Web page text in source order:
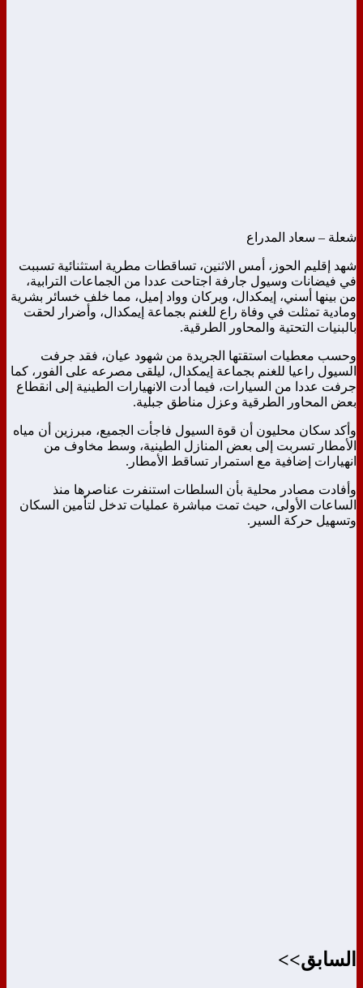
شعلة – سعاد المدراع
شهد إقليم الحوز، أمس الاثنين، تساقطات مطرية استثنائية تسببت
في فيضانات وسيول جارفة اجتاحت عددا من الجماعات الترابية،
من بينها أسني، إيمكدال، ويركان وواد إميل، مما خلف خسائر بشرية
ومادية تمثلت في وفاة راع للغنم بجماعة إيمكدال، وأضرار لحقت
بالبنيات التحتية والمحاور الطرقية.
وحسب معطيات استقتها الجريدة من شهود عيان، فقد جرفت
السيول راعيا للغنم بجماعة إيمكدال، ليلقى مصرعه على الفور، كما
جرفت عددا من السيارات، فيما أدت الانهيارات الطينية إلى انقطاع
بعض المحاور الطرقية وعزل مناطق جبلية.
وأكد سكان محليون أن قوة السيول فاجأت الجميع، مبرزين أن مياه
الأمطار تسربت إلى بعض المنازل الطينية، وسط مخاوف من
انهيارات إضافية مع استمرار تساقط الأمطار.
وأفادت مصادر محلية بأن السلطات استنفرت عناصرها منذ
الساعات الأولى، حيث تمت مباشرة عمليات تدخل لتأمين السكان
وتسهيل حركة السير.
السابق>>